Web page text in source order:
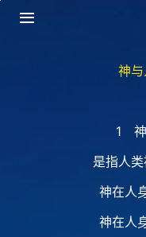
神
1 神
是指人类
神在人
神在人